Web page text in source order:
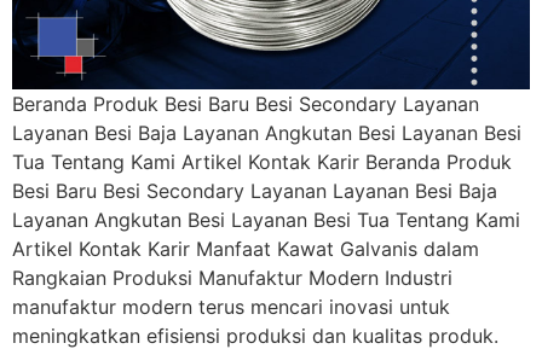
Beranda Produk Besi Baru Besi Secondary Layanan
Layanan Besi Baja Layanan Angkutan Besi Layanan Besi
Tua Tentang Kami Artikel Kontak Karir Beranda Produk
Besi Baru Besi Secondary Layanan Layanan Besi Baja
Layanan Angkutan Besi Layanan Besi Tua Tentang Kami
Artikel Kontak Karir Manfaat Kawat Galvanis dalam
Rangkaian Produksi Manufaktur Modern Industri
manufaktur modern terus mencari inovasi untuk
meningkatkan efisiensi produksi dan kualitas produk.